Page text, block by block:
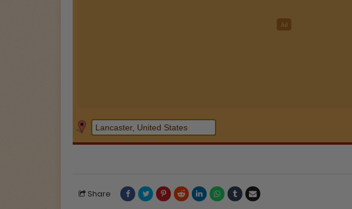
Share